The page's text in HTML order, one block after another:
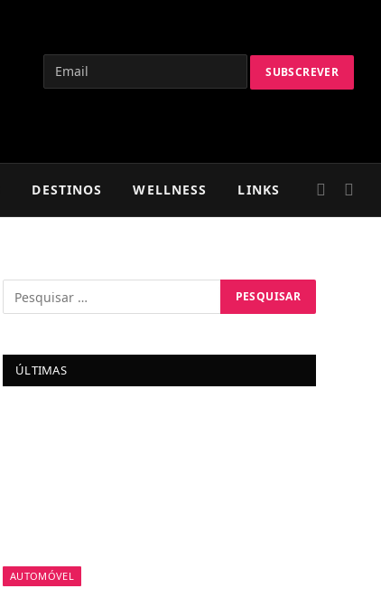
DESTINOS WELLNESS LINKS
ÚLTIMAS
AUTOMÓVEL